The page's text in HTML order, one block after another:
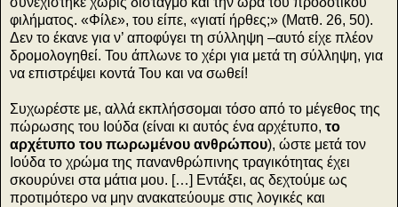
φιλήματος. «Φίλε», του είπε, «γιατί ήρθες;» (Ματθ. 26, 50).
Δεν το έκανε για ν’ αποφύγει τη σύλληψη –αυτό είχε πλέον
δρομολογηθεί. Του άπλωνε το χέρι για μετά τη σύλληψη, για
να επιστρέψει κοντά Του και να σωθεί!
Συχωρέστε με, αλλά εκπλήσσομαι τόσο από το μέγεθος της
πώρωσης του Ιούδα (είναι κι αυτός ένα αρχέτυπο, το
αρχέτυπο του πωρωμένου ανθρώπου), ώστε μετά τον
Ιούδα το χρώμα της πανανθρώπινης τραγικότητας έχει
σκουρύνει στα μάτια μου. […] Εντάξει, ας δεχτούμε ως
προτιμότερο να μην ανακατεύουμε στις λογικές και